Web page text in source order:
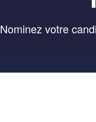
Nominez votre